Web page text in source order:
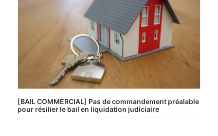
[BAIL COMMERCIAL] Pas de commandement préalable
pour résilier le bail en liquidation judiciaire